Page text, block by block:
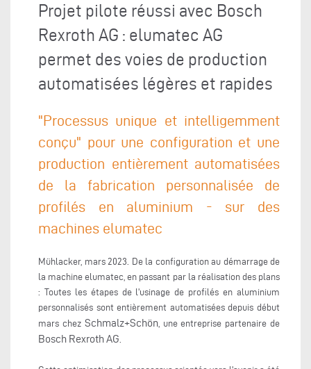
Projet pilote réussi avec Bosch
Rexroth AG : elumatec AG
permet des voies de production
automatisées légères et rapides
"Processus unique et intelligemment
conçu" pour une configuration et une
production entièrement automatisées
de la fabrication personnalisée de
profilés en aluminium - sur des
machines elumatec
Mühlacker, mars 2023. De la configuration au démarrage de
la machine elumatec, en passant par la réalisation des plans
: Toutes les étapes de l'usinage de profilés en aluminium
personnalisés sont entièrement automatisées depuis début
mars chez Schmalz+Schön, une entreprise partenaire de
Bosch Rexroth AG